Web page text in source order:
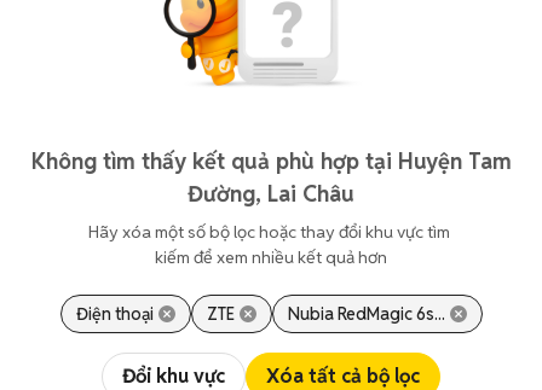
Không tìm thấy kết quả phù hợp tại Huyện Tam
Đường, Lai Châu
Hãy xóa một số bộ lọc hoặc thay đổi khu vực tìm
kiếm để xem nhiều kết quả hơn
Điện thoại ZTE Nubia RedMagic 6s...
Đổi khu vực Xóa tất cả bộ lọc